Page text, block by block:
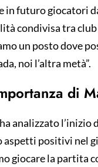
in futuro giocatori
condivisa tra
un posto dove
noi l’altra metà”.
di
analizzato
positivi nel
giocare la partita